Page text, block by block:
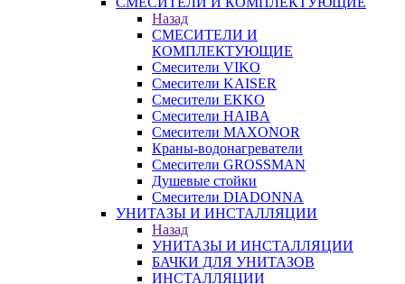
Назад
СМЕСИТЕЛИ И
КОМПЛЕКТУЮЩИЕ
Смесители VIKO
Смесители KAISER
Смесители EKKO
Смесители HAIBA
Смесители MAXONOR
Краны-водонагреватели
Смесители GROSSMAN
Душевые стойки
Смесители DIADONNA
УНИТАЗЫ И ИНСТАЛЛЯЦИИ
Назад
УНИТАЗЫ И ИНСТАЛЛЯЦИИ
БАЧКИ ДЛЯ УНИТАЗОВ
ИНСТАЛЛЯЦИИ